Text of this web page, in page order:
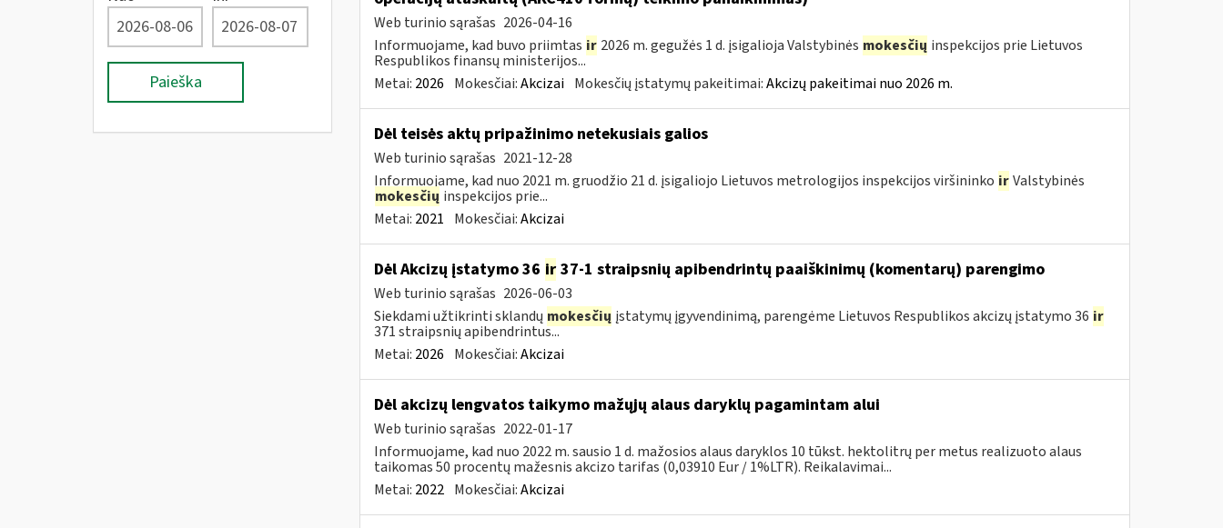
Paieška
Web turinio sąrašas 2026-04-16
Informuojame, kad buvo priimtas ir 2026 m. gegužės 1 d. įsigalioja Valstybinės mokesčių inspekcijos prie Lietuvos
Respublikos finansų ministerijos...
Metai: 2026 Mokesčiai:Akcizai Mokesčių įstatymų pakeitimai:Akcizų pakeitimai nuo 2026 m.
Dėl teisės aktų pripažinimo netekusiais galios
Web turinio sąrašas 2021-12-28
Informuojame, kad nuo 2021 m. gruodžio 21 d. įsigaliojo Lietuvos metrologijos inspekcijos viršininko ir Valstybinės
mokesčių inspekcijos prie...
Metai: 2021 Mokesčiai:Akcizai
Dėl Akcizų įstatymo 36 ir37-1 straipsnių apibendrintų paaiškinimų (komentarų) parengimo
Web turinio sąrašas 2026-06-03
Siekdami užtikrinti sklandų mokesčių įstatymų įgyvendinimą, parengėme Lietuvos Respublikos akcizų įstatymo 36 ir
371 straipsnių apibendrintus...
Metai: 2026 Mokesčiai:Akcizai
Dėl akcizų lengvatos taikymo mažųjų alaus daryklų pagamintam alui
Web turinio sąrašas 2022-01-17
Informuojame, kad nuo 2022 m. sausio 1 d. mažosios alaus daryklos 10 tūkst. hektolitrų per metus realizuoto alaus
taikomas 50 procentų mažesnis akcizo tarifas (0,03910 Eur / 1%LTR). Reikalavimai...
Metai: 2022 Mokesčiai:Akcizai